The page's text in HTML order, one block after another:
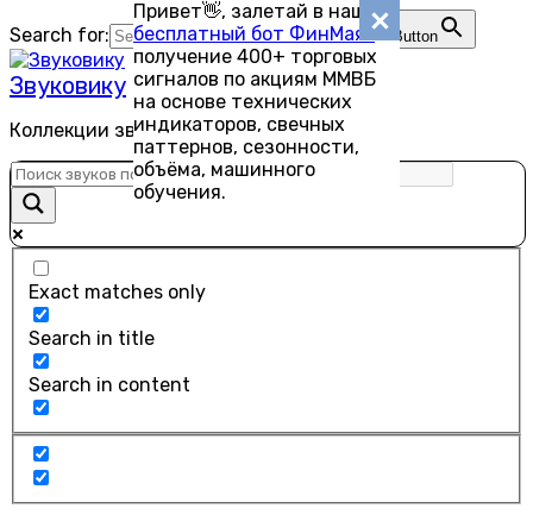
Привет👋, залетай в наш
бесплатный бот ФинМаяк—
получение 400+ торговых
сигналов по акциям ММВБ
на основе технических
индикаторов, свечных
паттернов, сезонности,
объёма, машинного
обучения.
к
содержанию
Search for: Search Button
Звуковику
Коллекции звуков для скачивания
Exact matches only
Search in title
Search in content